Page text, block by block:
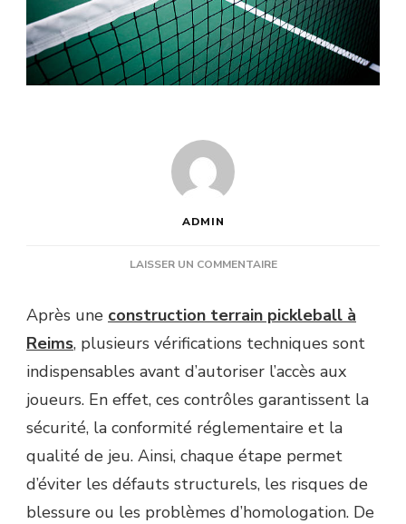
ADMIN
LAISSER UN COMMENTAIRESUR
TECHNIQUES
SONT
APRÈS
UNE
TERRAIN
PICKLEBALL
REIMS
AVANT
Après une construction terrain pickleball à
Reims, plusieurs vérifications techniques sont
indispensables avant d’autoriser l’accès aux
joueurs. En effet, ces contrôles garantissent la
sécurité, la conformité réglementaire et la
qualité de jeu. Ainsi, chaque étape permet
d’éviter les défauts structurels, les risques de
blessure ou les problèmes d’homologation. De